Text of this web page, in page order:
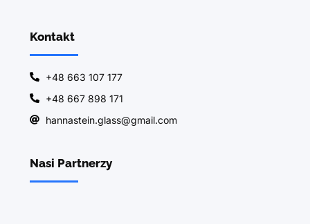
Kontakt
+48 663 107 177
+48 667 898 171
hannastein.glass@gmail.com
Nasi Partnerzy